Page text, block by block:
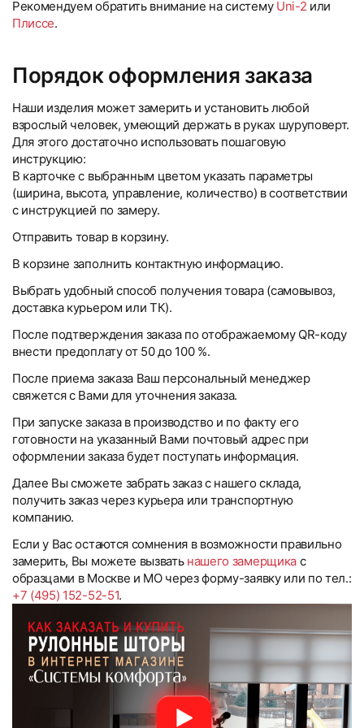
Рекомендуем обратить внимание на систему Uni-2 или
Плиссе.
Порядок оформления заказа
Наши изделия может замерить и установить любой
взрослый человек, умеющий держать в руках шуруповерт.
Для этого достаточно использовать пошаговую
инструкцию:
В карточке с выбранным цветом указать параметры
(ширина, высота, управление, количество) в соответствии
с инструкцией по замеру.
Отправить товар в корзину.
В корзине заполнить контактную информацию.
Выбрать удобный способ получения товара (самовывоз,
доставка курьером или ТК).
После подтверждения заказа по отображаемому QR-коду
внести предоплату от 50 до 100 %.
После приема заказа Ваш персональный менеджер
свяжется с Вами для уточнения заказа.
При запуске заказа в производство и по факту его
готовности на указанный Вами почтовый адрес при
оформлении заказа будет поступать информация.
Далее Вы сможете забрать заказ с нашего склада,
получить заказ через курьера или транспортную
компанию.
Если у Вас остаются сомнения в возможности правильно
замерить, Вы можете вызвать нашего замерщикас
образцами в Москве и МО через форму-заявку или по тел.:
+7 (495) 152-52-51.